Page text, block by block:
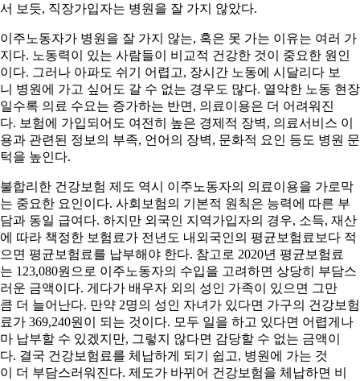
서 보듯, 직장가입자는 병원을 잘 가지 않았다.
이주노동자가 병원을 잘 가지 않는, 혹은 못 가는 이유는 여러 가
지다. 노동력이 있는 사람들이 비교적 건강한 것이 중요한 원인
이다. 그러나 아파도 쉬기 어렵고, 장시간 노동에 시달리다 보
니 병원에 가고 싶어도 갈 수 없는 경우도 많다. 열악한 노동 현장
일수록 의료 수요는 증가하는 반면, 의료이용은 더 어려워진
다. 보험에 가입되어도 여전히 높은 경제적 장벽, 의료서비스 이
용과 관련된 정보의 부족, 언어의 장벽, 문화적 요인 등도 병원 문
턱을 높인다.
불합리한 건강보험 제도 역시 이주노동자의 의료이용을 가로막
는 중요한 요인이다. 사회보험의 기본적 원칙은 능력에 따른 부
담과 동일 급여다. 하지만 외국인 지역가입자의 경우, 소득, 재산
에 따라 책정한 보험료가 전년도 내외국인의 평균보험료보다 적
으면 평균보험료를 납부해야 한다. 참고로 2020년 평균보험료
는 123,080원으로 이주노동자의 수입을 고려하면 상당히 부담스
러운 금액이다. 게다가 배우자 외의 성인 가족이 있으면 그만
큼 더 늘어난다. 만약 2명의 성인 자녀가 있다면 가구의 건강보험
료가 369,240원이 되는 것이다. 모두 일을 하고 있다면 어렵게나
마 납부할 수 있겠지만, 그렇지 않다면 감당할 수 없는 금액이
다. 결국 건강보험료를 체납하게 되기 쉽고, 병원에 가는 것
이 더 부담스러워진다. 제도가 바뀌어 건강보험을 체납하면 비